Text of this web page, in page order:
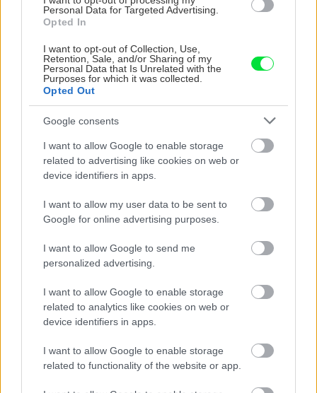
Personal Data for Targeted Advertising.
Opted In
I want to opt-out of Collection, Use,
Retention, Sale, and/or Sharing of my
Personal Data that Is Unrelated with the
Purposes for which it was collected.
Opted Out
Google consents
I want to allow Google to enable storage
related to advertising like cookies on web or
device identifiers in apps.
I want to allow my user data to be sent to
Google for online advertising purposes.
I want to allow Google to send me
personalized advertising.
I want to allow Google to enable storage
related to analytics like cookies on web or
device identifiers in apps.
I want to allow Google to enable storage
related to functionality of the website or app.
CHALUPA
Na Morave prerobila
starú chalupu na
vojdete dnu, zabudnete,
že nie ste v Toskánsku
S motorovou pílou sa
Čičmanoch si postavil
montovaný domček v
duchu tradícií
Žena, búracie kladivo a